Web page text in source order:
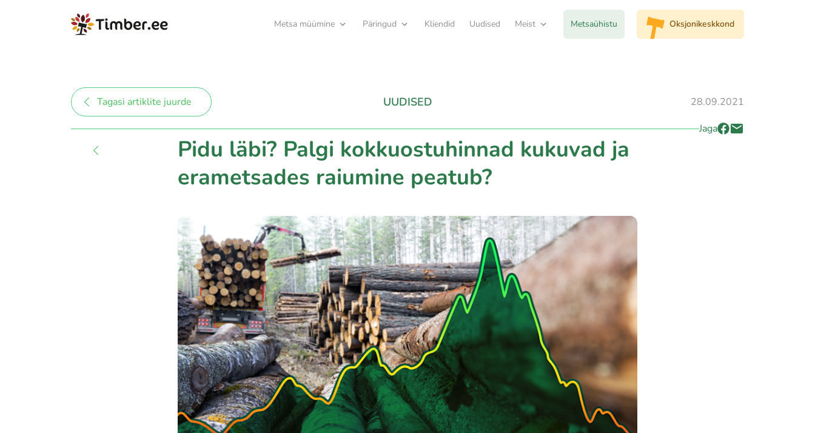
Metsa müümine Päringud Kliendid Uudised Meist Metsaühistu Oksjonikeskkond
Tagasi artiklite juurde UUDISED
28.09.2021
Jaga
Pidu läbi? Palgi kokkuostuhinnad kukuvad ja
erametsades raiumine peatub?